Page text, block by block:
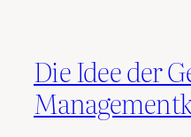
Die Idee der